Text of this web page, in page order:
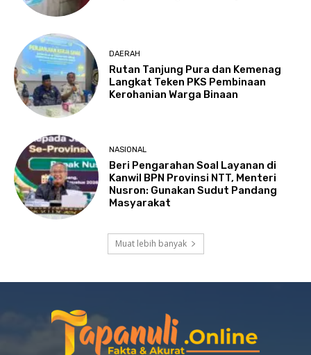
DAERAH
Rutan Tanjung Pura dan Kemenag
Langkat Teken PKS Pembinaan
Kerohanian Warga Binaan
NASIONAL
Beri Pengarahan Soal Layanan di
Kanwil BPN Provinsi NTT, Menteri
Nusron: Gunakan Sudut Pandang
Masyarakat
Muat lebih banyak